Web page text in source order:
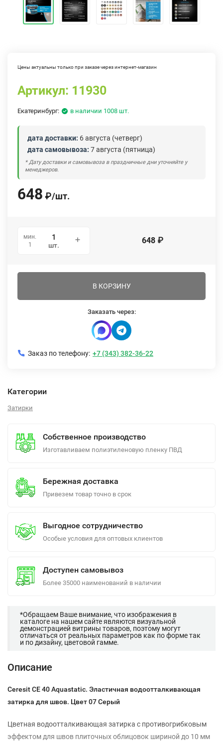
Цены актуальны только при заказе через интернет-магазин
Артикул: 11930
Екатеринбург: в наличии 1008 шт.
дата доставки: 6 августа (четверг)
дата самовывоза: 7 августа (пятница)
* Дату доставки и самовывоза в праздничные дни уточняйте у
менеджеров.
648 ₽/шт.
мин.
1
шт. 648 ₽
В КОРЗИНУ
Заказать через:
Заказ по телефону: +7 (343) 382-36-22
Категории
Затирки
Собственное производство
Изготавливаем полиэтиленовую пленку ПВД
Бережная доставка
Привезем товар точно в срок
Выгодное сотрудничество
Особые условия для оптовых клиентов
Доступен самовывоз
Более 35000 наименований в наличии
*Обращаем Ваше внимание, что изображения в
каталоге на нашем сайте являются визуальной
демонстрацией витрины товаров, поэтому могут
отличаться от реальных параметров как по форме так
и по дизайну, цветовой гамме.
Описание
Ceresit СЕ 40 Aquastatic. Эластичная водоотталкивающая
затирка для швов. Цвет 07 Серый
Цветная водоотталкивающая затирка с противогрибковым
эффектом для швов плиточных облицовок шириной до 10 мм